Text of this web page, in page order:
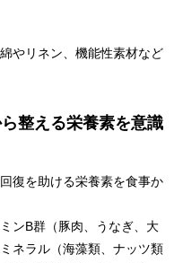
やリネン、機能性素材など
整える栄養素を意識
復を助ける栄養素を食事か
ンB群（豚肉、うなぎ、大
ネラル（海藻類、ナッツ類